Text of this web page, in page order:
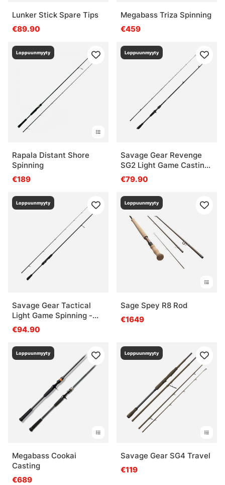
Lunker Stick Spare Tips
€89.90
Megabass Triza Spinning
€459
Loppuunmyyty
Rapala Distant Shore
Spinning
€189
Loppuunmyyty
Savage Gear Revenge
SG2 Light Game Casting
- 213cm, 6'1'' 7-22g 2pcs
€79.90
Loppuunmyyty
Savage Gear Tactical
Light Game Spinning -
221cm, 7'3'' 5-18g 2pcs
€94.90
Loppuunmyyty
Sage Spey R8 Rod
€1649
Loppuunmyyty
Megabass Cookai
Casting
€689
Loppuunmyyty
Savage Gear SG4 Travel
€119